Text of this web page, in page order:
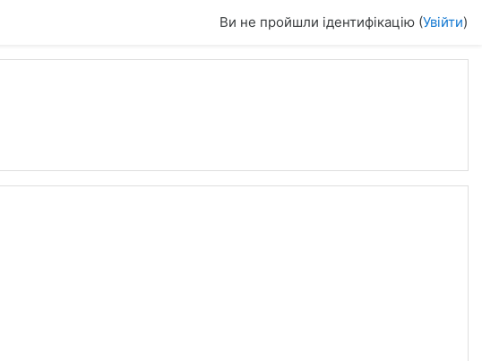
Ви не пройшли ідентифікацію (Увійти)